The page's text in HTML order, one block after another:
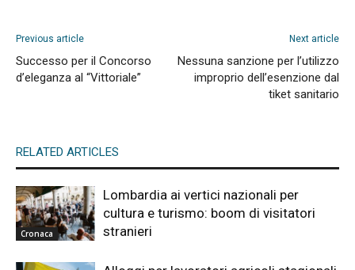
Previous article
Successo per il Concorso
d’eleganza al “Vittoriale”
Next article
Nessuna sanzione per l’utilizzo
improprio dell’esenzione dal
tiket sanitario
RELATED ARTICLES
Cronaca
Lombardia ai vertici nazionali per
cultura e turismo: boom di visitatori
stranieri